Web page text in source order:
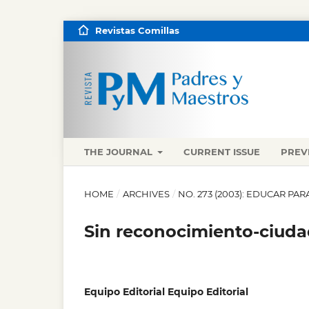
THE JOURNAL CURRENT ISSUE
Revistas Comillas
HOME / ARCHIVES / NO. 273 (2003): EDUCAR
Sin reconocimiento-
Equipo Editorial Equipo Editorial